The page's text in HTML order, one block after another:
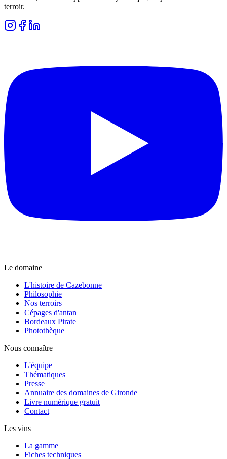
terroir.
Le domaine
L'histoire de Cazebonne
Philosophie
Nos terroirs
Cépages d'antan
Bordeaux Pirate
Photothèque
Nous connaître
L'équipe
Thématiques
Presse
Annuaire des domaines de Gironde
Livre numérique gratuit
Contact
Les vins
La gamme
Fiches techniques